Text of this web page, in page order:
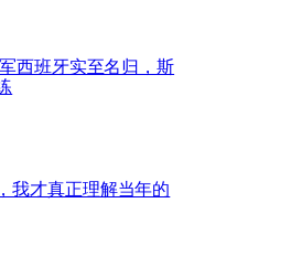
西班牙实至名归，斯
我才真正理解当年的